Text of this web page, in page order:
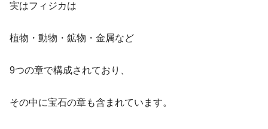
実はフィジカは
植物・動物・鉱物・金属など
9つの章で構成されており、
その中に宝石の章も含まれています。